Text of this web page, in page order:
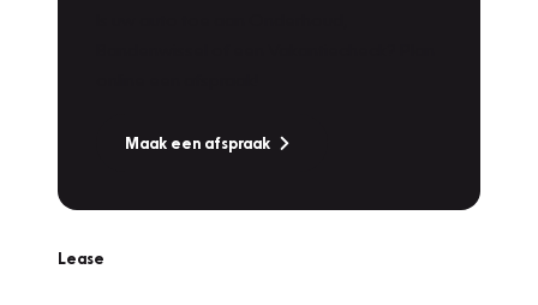
Maak een afspraak
Lease